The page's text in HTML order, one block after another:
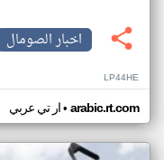
اخبار الصومال
LP44HE
ار تي عربي• arabic.rt.com